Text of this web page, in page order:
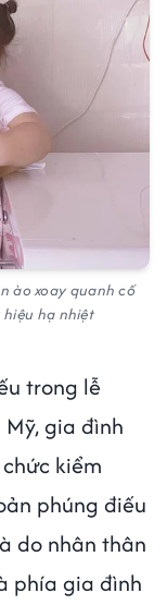
ào xoay quanh cố
hạ nhiệt
trong lễ
gia đình
kiểm
phúng điếu
do nhân thân
phía gia đình